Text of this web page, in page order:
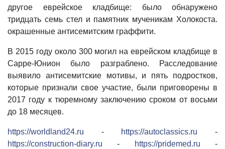
другое еврейское кладбище: было обнаружено
тридцать семь стел и памятник мученикам Холокоста.
окрашенные антисемитским граффити.
В 2015 году около 300 могил на еврейском кладбище в
Сарре-Юнион было разграблено. Расследование
выявило антисемитские мотивы, и пять подростков,
которые признали свое участие, были приговорены в
2017 году к тюремному заключению сроком от восьми
до 18 месяцев.
https://worldland24.ru - https://autoclassics.ru -
https://construction-diary.ru - https://pridemed.ru -